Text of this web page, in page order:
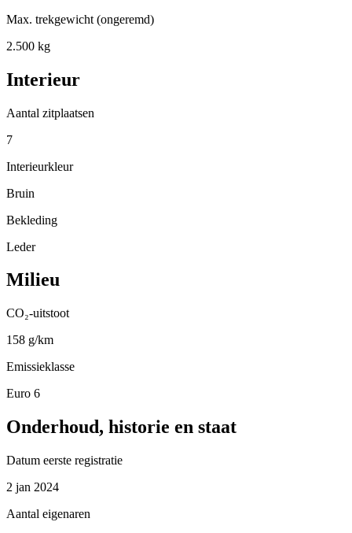
Max. trekgewicht (ongeremd)
2.500 kg
Interieur
Aantal zitplaatsen
7
Interieurkleur
Bruin
Bekleding
Leder
Milieu
CO₂-uitstoot
158 g/km
Emissieklasse
Euro 6
Onderhoud, historie en staat
Datum eerste registratie
2 jan 2024
Aantal eigenaren